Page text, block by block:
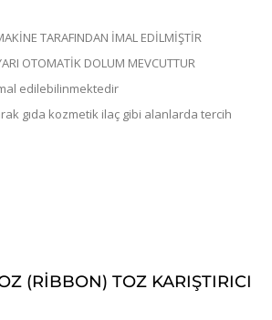
TARAFINDAN İMAL EDİLMİŞTİR
OTOMATİK DOLUM MEVCUTTUR
edilebilinmektedir
gıda kozmetik ilaç gibi alanlarda tercih
(RİBBON) TOZ KARIŞTIRICI